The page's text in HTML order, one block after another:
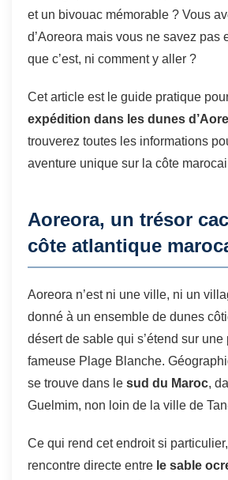
et un bivouac mémorable ? Vous
d’Aoreora mais vous ne savez pas
que c’est, ni comment y aller ?
Cet article est le guide pratique
expédition dans les dunes
trouverez toutes les informations
aventure unique sur la côte
Aoreora, un trésor
côte atlantique
Aoreora n’est ni une ville, ni un
donné à un ensemble de dunes
désert de sable qui s’étend sur une
fameuse Plage Blanche.
se trouve dans le sud du Maroc,
Guelmim, non loin de la ville de
Ce qui rend cet endroit si particulier,
rencontre directe entre le sable